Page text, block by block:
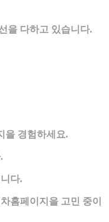
을 다하고 있습니다.
을 경험하세요.
다.
홈페이지을 고민 중이